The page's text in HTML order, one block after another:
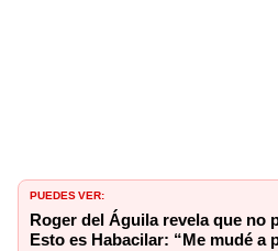
PUEDES VER:
Roger del Águila revela que no
Esto es Habacilar: “Me mudé a